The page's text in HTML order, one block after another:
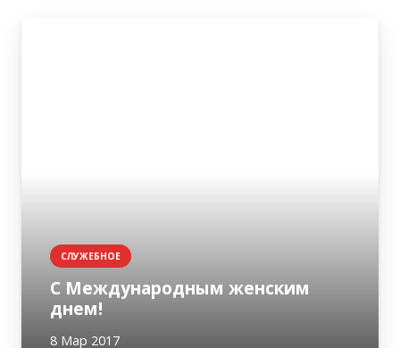
СЛУЖЕБНОЕ
С Международным женским
днем!
8 Мар 2017